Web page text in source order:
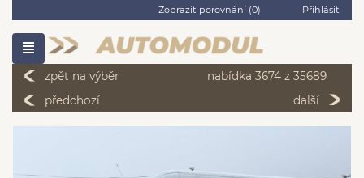
Zobrazit porovnání (0) Přihlásit
zpět na výběr
nabídka 3674 z 35689
předchozí
další